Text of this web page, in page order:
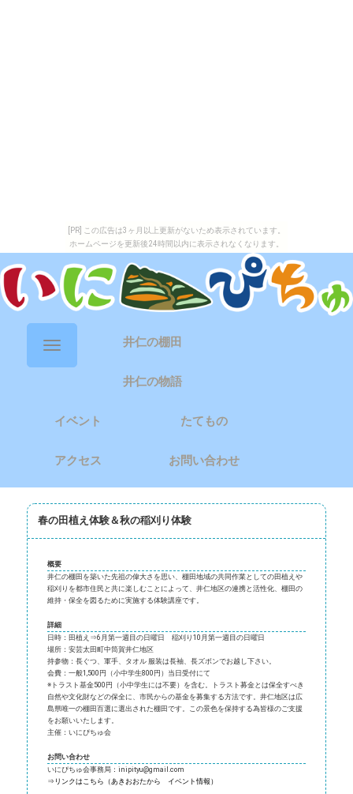
[PR] この広告は3ヶ月以上更新がないため表示されています。
ホームページを更新後24時間以内に表示されなくなります。
井仁の棚田
井仁の物語
イベント たてもの
アクセス お問い合わせ
春の田植え体験＆秋の稲刈り体験
概要
井仁の棚田を築いた先祖の偉大さを思い、棚田地域の共同作業としての田植えや
稲刈りを都市住民と共に楽しむことによって、井仁地区の連携と活性化、棚田の
維持・保全を図るために実施する体験講座です。
詳細
日時：田植え⇒6月第一週目の日曜日 稲刈り10月第一週目の日曜日
場所：安芸太田町中筒賀井仁地区
持参物：長ぐつ、軍手、タオル 服装は長袖、長ズボンでお越し下さい。
会費：一般1,500円（小中学生800円）当日受付にて
※トラスト基金500円（小中学生には不要）を含む。トラスト募金とは保全すべき
自然や文化財などの保全に、市民からの基金を募集する方法です。井仁地区は広
島県唯一の棚田百選に選出された棚田です。この景色を保持する為皆様のご支援
をお願いいたします。
主催：いにぴちゅ会
お問い合わせ
いにぴちゅ会事務局：inipityu@gmail.com
⇒リンクはこちら（あきおおたから イベント情報）